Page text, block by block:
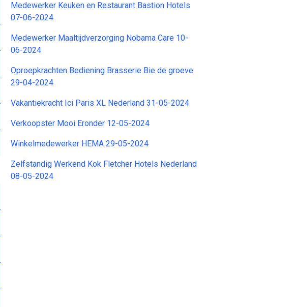
Medewerker Keuken en Restaurant Bastion Hotels
07-06-2024
Medewerker Maaltijdverzorging Nobama Care 10-
06-2024
Oproepkrachten Bediening Brasserie Bie de groeve
29-04-2024
Vakantiekracht Ici Paris XL Nederland 31-05-2024
Verkoopster Mooi Eronder 12-05-2024
Winkelmedewerker HEMA 29-05-2024
Zelfstandig Werkend Kok Fletcher Hotels Nederland
08-05-2024